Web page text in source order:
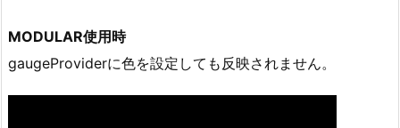
MODULAR使用時
gaugeProviderに色を設定しても反映されません。